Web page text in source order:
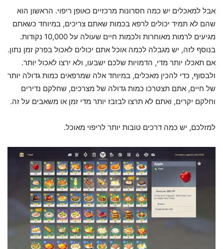
אבל למאכלים יש כמה חסרונות מרכזיים כאופן ריפוי. הראשון הוא
שהם לא תמיד יכולים לרפא בכמות שאתם צריכים, במיוחד כשאתם
מגיעים לרמות מאוחרות ולכמות חיים שעולה על 10,000 נקודות.
בנוסף לזה, יש מגבלה לכמה אוכל אתם יכולים לאכול בפרק זמן נתון.
אם תאכלו יותר מדי, הדמויות שלכם ישבעו, ולא ירצו לאכול יותר.
ולבסוף, כדי להכין מאכלים, במיוחד אלה שמרפאים כמות גדולה יותר
של חיים, אתם תצטרכו כמות גדולה של מצרכים, שחלקם נדירים
וחלקם יקרים, ואתם לא תרצו לבזבז יותר מדי זמן או משאבים על זה.
למזלכם, יש כמה דרכים טובות יותר לריפוי מאוכל.